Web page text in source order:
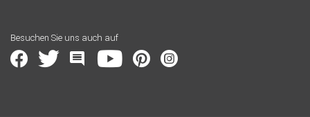
Besuchen Sie uns auch auf